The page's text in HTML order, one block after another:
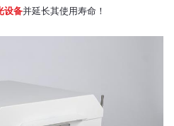
设备并延长其使用寿命！